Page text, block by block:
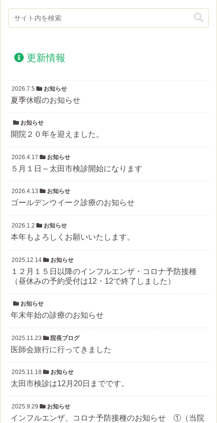
更新情報
2026.7.5 お知らせ
夏季休暇のお知らせ
お知らせ
開院２０年を迎えました。
2026.4.17 お知らせ
５月１日～太田市検診開始になります
2026.4.13 お知らせ
ゴールデンウイーク診療のお知らせ
2026.1.2 お知らせ
本年もよろしくお願いいたします。
2025.12.14 お知らせ
１２月１５日以降のインフルエンザ・コロナ予防接種
（昼休みの予約受付は12・12で終了しました）
お知らせ
年末年始の診療のお知らせ
2025.11.23 院長ブログ
医師会旅行に行ってきました
2025.11.18 お知らせ
太田市検診は12月20日までです。
2025.9.29 お知らせ
インフルエンザ、コロナ予防接種のお知らせ ①（当院